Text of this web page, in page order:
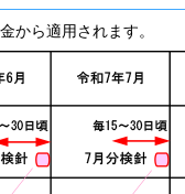
から適用されます。